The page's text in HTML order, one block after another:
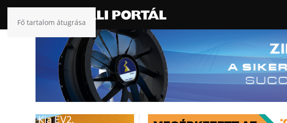
Fő tartalom átugrása